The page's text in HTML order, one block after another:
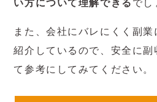
い方について理解できる でし
また、会社にバレにくく副業
紹介しているので、安全に副
て参考にしてみてください。